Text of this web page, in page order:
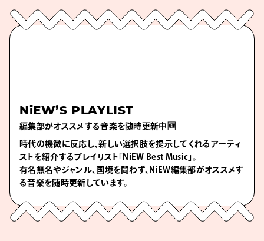
NiEW’S PLAYLIST
編集部がオススメする音楽を随時更新中🆕
時代の機微に反応し、新しい選択肢を提示してくれるアーティ
ストを紹介するプレイリスト「NiEW Best Music」。
有名無名やジャンル、国境を問わず、NiEW編集部がオススメす
る音楽を随時更新しています。